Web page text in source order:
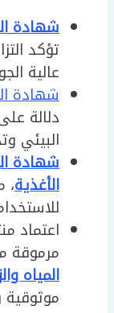
شهادة الأيزو 9001
تؤكد
عالية
شهادة الأيزو 14001
دلالة
البيئي
الأغذية،
اعتماد
مرموقة
المياه